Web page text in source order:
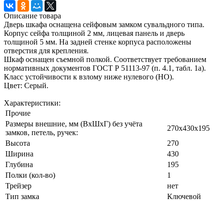
Описание товара
Дверь шкафа оснащена сейфовым замком сувальдного типа.
Корпус сейфа толщиной 2 мм, лицевая панель и дверь
толщиной 5 мм. На задней стенке корпуса расположены
отверстия для крепления.
Шкаф оснащен съемной полкой. Соответствует требованием
нормативных документов ГОСТ Р 51113-97 (п. 4.1, табл. 1а).
Класс устойчивости к взлому ниже нулевого (НО).
Цвет: Серый.
Характеристики:
Прочие
Размеры внешние, мм (ВхШхГ) без учёта
замков, петель, ручек:
270х430х195
Высота
270
Ширина
430
Глубина
195
Полки (кол-во)
1
Трейзер
нет
Тип замка
Ключевой